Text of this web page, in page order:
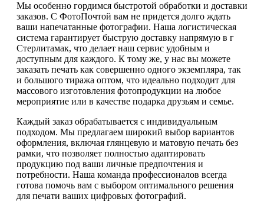
Мы особенно гордимся быстротой обработки и доставки
заказов. С ФотоПочтой вам не придется долго ждать
ваши напечатанные фотографии. Наша логистическая
система гарантирует быструю доставку напрямую в г
Стерлитамак, что делает наш сервис удобным и
доступным для каждого. К тому же, у нас вы можете
заказать печать как совершенно одного экземпляра, так
и большого тиража оптом, что идеально подходит для
массового изготовления фотопродукции на любое
мероприятие или в качестве подарка друзьям и семье.
Каждый заказ обрабатывается с индивидуальным
подходом. Мы предлагаем широкий выбор вариантов
оформления, включая глянцевую и матовую печать без
рамки, что позволяет полностью адаптировать
продукцию под ваши личные предпочтения и
потребности. Наша команда профессионалов всегда
готова помочь вам с выбором оптимального решения
для печати ваших цифровых фотографий.